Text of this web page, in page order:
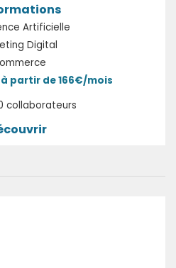
Artificielle
Digital
partir de 166€/mois
collaborateurs